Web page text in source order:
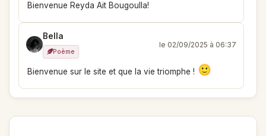
Bienvenue Reyda Ait Bougoulla!
Bella
Poème
le 02/09/2025 à 06:37
Bienvenue sur le site et que la vie triomphe !